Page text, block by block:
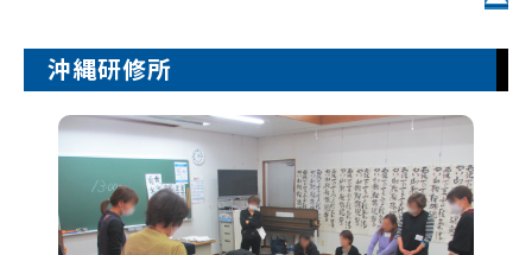
沖縄研修所